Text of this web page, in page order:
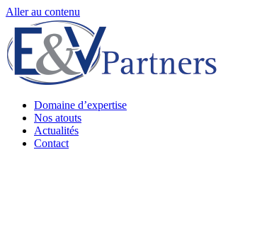
Aller au contenu
Domaine d’expertise
Nos atouts
Actualités
Contact